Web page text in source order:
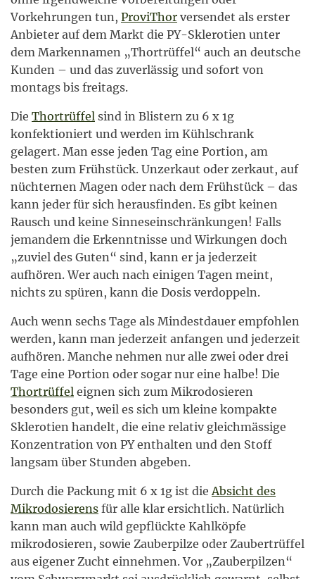
Vorkehrungen tun, ProviThor versendet als erster
Anbieter auf dem Markt die PY-Sklerotien unter
dem Markennamen „Thortrüffel“ auch an deutsche
Kunden – und das zuverlässig und sofort von
montags bis freitags.
Die Thortrüffel sind in Blistern zu 6 x 1g
konfektioniert und werden im Kühlschrank
gelagert. Man esse jeden Tag eine Portion, am
besten zum Frühstück. Unzerkaut oder zerkaut, auf
nüchternen Magen oder nach dem Frühstück – das
kann jeder für sich herausfinden. Es gibt keinen
Rausch und keine Sinneseinschränkungen! Falls
jemandem die Erkenntnisse und Wirkungen doch
„zuviel des Guten“ sind, kann er ja jederzeit
aufhören. Wer auch nach einigen Tagen meint,
nichts zu spüren, kann die Dosis verdoppeln.
Auch wenn sechs Tage als Mindestdauer empfohlen
werden, kann man jederzeit anfangen und jederzeit
aufhören. Manche nehmen nur alle zwei oder drei
Tage eine Portion oder sogar nur eine halbe! Die
Thortrüffel eignen sich zum Mikrodosieren
besonders gut, weil es sich um kleine kompakte
Sklerotien handelt, die eine relativ gleichmässige
Konzentration von PY enthalten und den Stoff
langsam über Stunden abgeben.
Durch die Packung mit 6 x 1g ist dieAbsicht des
Mikrodosierens für alle klar ersichtlich. Natürlich
kann man auch wild gepflückte Kahlköpfe
mikrodosieren, sowie Zauberpilze oder Zaubertrüffel
aus eigener Zucht einnehmen. Vor „Zauberpilzen“